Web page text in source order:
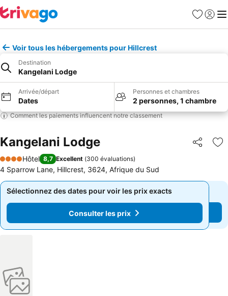
Favoris
Se
Voir tous les hébergements pour Hillcrest
Destination
Kangelani Lodge
Arrivée/départ
Dates
Personnes et chambres
2 personnes, 1 chambre
Comment les paiements influencent notre classement
Kangelani Lodge Partager
4 Étoiles
Hôtel 8,7 Excellent (300 évaluations)
4 Sparrow Lane, Hillcrest, 3624, Afrique du Sud
Sélectionnez des dates pour voir les prix exacts
Consulter les prix
Sélectionnez des dates pour voir les prix exacts
Consulter les prix